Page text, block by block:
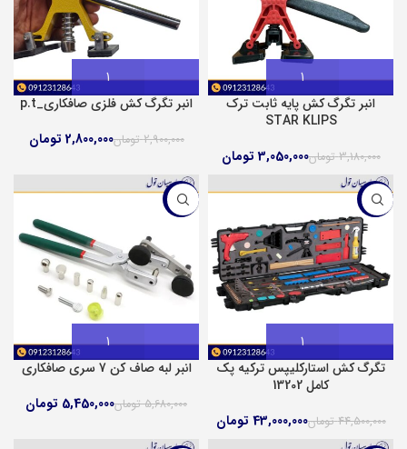
انبر تگرگ کش پایه ثابت ترک
STAR KLIPS
3,180,000 تومان3,050,000 تومان
انبر تگرگ کش فلزی صافکاری_p.t
2,900,000 تومان2,800,000 تومان
-3%
تگرگ کش استارکلیپس ترکیه پک
کامل 13202
44,500,000 تومان43,000,000 تومان
-4%
انبر لبه صاف کن 7 سری صافکاری
5,680,000 تومان5,450,000 تومان